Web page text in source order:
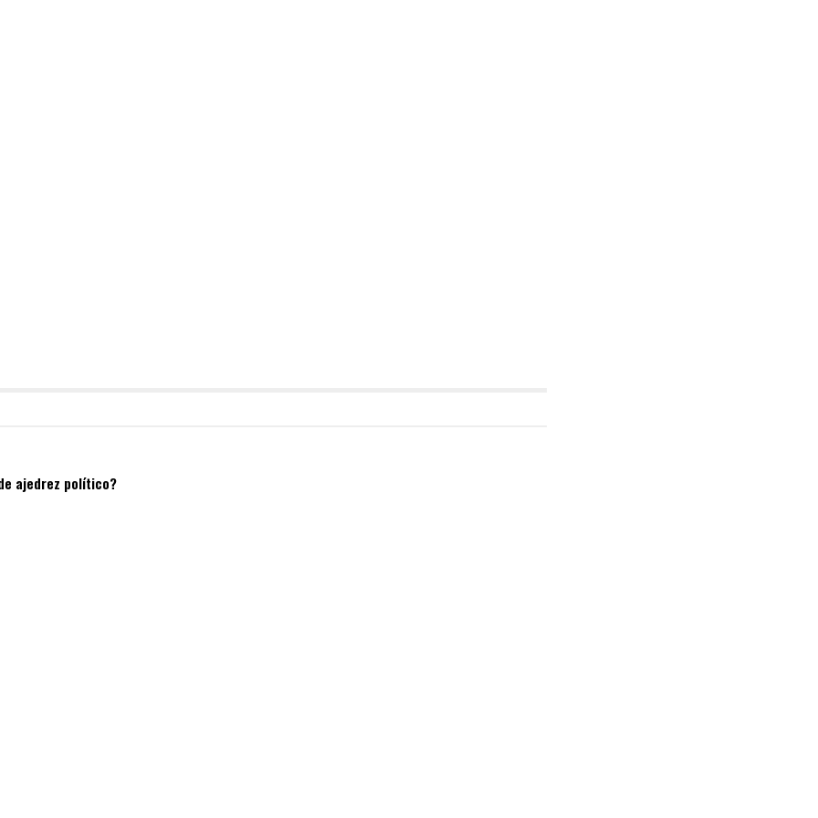
ajedrez político?